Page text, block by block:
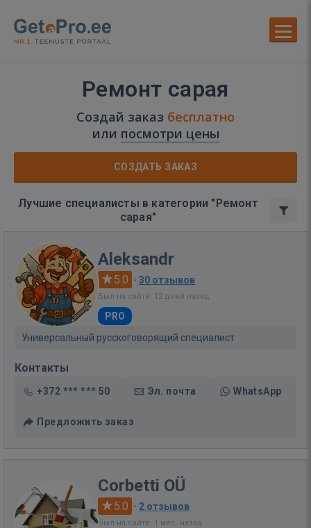
Ремонт сарая
Создай заказ бесплатно
или посмотри цены
СОЗДАТЬ ЗАКАЗ
Лучшие специалисты в категории "Ремонт
сарая"
Aleksandr
5.0 · 30 отзывов
Был на сайте: 12 дней назад
PRO
Универсальный русскоговорящий специалист
Контакты
+372 *** *** 50 Эл. почта WhatsApp
Предложить заказ
Corbetti OÜ
5.0 · 2 отзывов
Был на сайте: 1 мес. назад